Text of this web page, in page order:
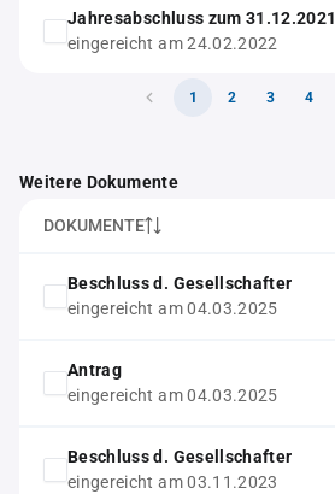
Jahresabschluss zum 31.12.2021
eingereicht am 24.02.2022
1 2 3 4
Weitere Dokumente
DOKUMENTE
Beschluss d. Gesellschafter
eingereicht am 04.03.2025
Antrag
eingereicht am 04.03.2025
Beschluss d. Gesellschafter
eingereicht am 03.11.2023